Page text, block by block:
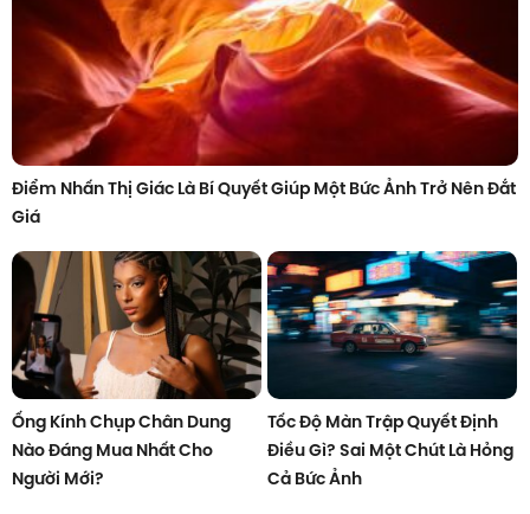
Điểm Nhấn Thị Giác Là Bí Quyết Giúp Một Bức Ảnh Trở Nên Đắt
Giá
Ống Kính Chụp Chân Dung
Nào Đáng Mua Nhất Cho
Người Mới?
Tốc Độ Màn Trập Quyết Định
Điều Gì? Sai Một Chút Là Hỏng
Cả Bức Ảnh